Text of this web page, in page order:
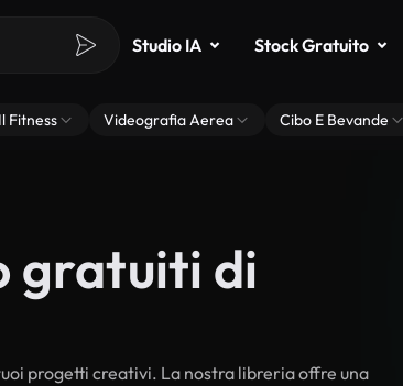
Studio IA Stock Gratuito
Il Fitness Videografia Aerea Cibo E Bevande
gratuiti di
progetti creativi. La nostra libreria offre una